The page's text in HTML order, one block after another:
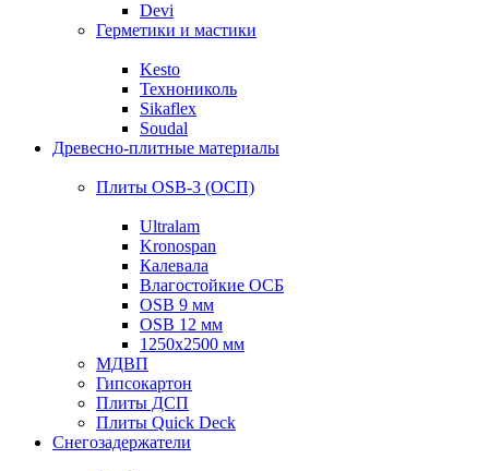
Devi
Герметики и мастики
Kesto
Технониколь
Sikaflex
Soudal
Древесно-плитные материалы
Плиты OSB-3 (ОСП)
Ultralam
Kronospan
Калевала
Влагостойкие ОСБ
OSB 9 мм
OSB 12 мм
1250х2500 мм
МДВП
Гипсокартон
Плиты ДСП
Плиты Quick Deck
Снегозадержатели